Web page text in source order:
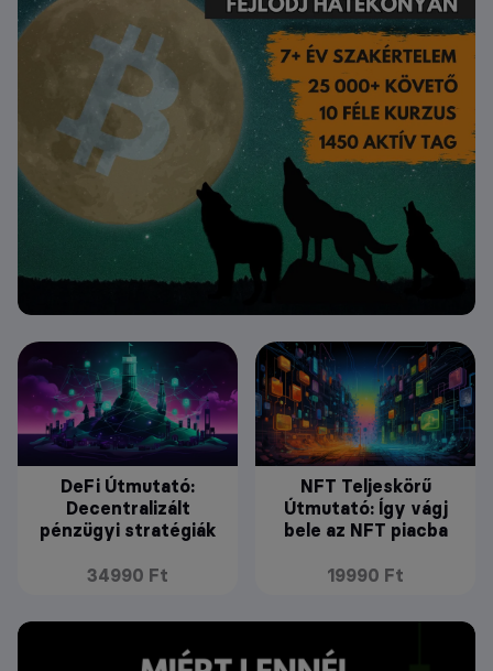
DeFi Útmutató:
Decentralizált
pénzügyi stratégiák
34990 Ft
NFT Teljeskörű
Útmutató: Így vágj
bele az NFT piacba
19990 Ft